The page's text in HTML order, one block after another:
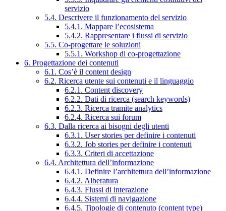
servizio
5.4. Descrivere il funzionamento del servizio
5.4.1. Mappare l’ecosistema
5.4.2. Rappresentare i flussi di servizio
5.5. Co-progettare le soluzioni
5.5.1. Workshop di co-progettazione
6. Progettazione dei contenuti
6.1. Cos’è il content design
6.2. Ricerca utente sui contenuti e il linguaggio
6.2.1. Content discovery
6.2.2. Dati di ricerca (search keywords)
6.2.3. Ricerca tramite analytics
6.2.4. Ricerca sui forum
6.3. Dalla ricerca ai bisogni degli utenti
6.3.1. User stories per definire i contenuti
6.3.2. Job stories per definire i contenuti
6.3.3. Criteri di accettazione
6.4. Architettura dell’informazione
6.4.1. Definire l’architettura dell’informazione
6.4.2. Alberatura
6.4.3. Flussi di interazione
6.4.4. Sistemi di navigazione
6.4.5. Tipologie di contenuto (content type)